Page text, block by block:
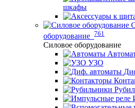
шкафы
оборудование 761
Силовое оборудование
УЗО